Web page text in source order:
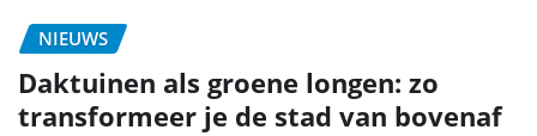
NIEUWS
Daktuinen als groene longen: zo
transformeer je de stad van bovenaf